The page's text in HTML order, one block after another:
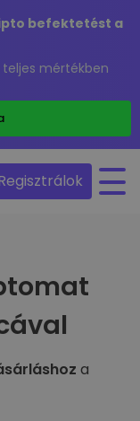
befektetést a
teljes mértékben
a